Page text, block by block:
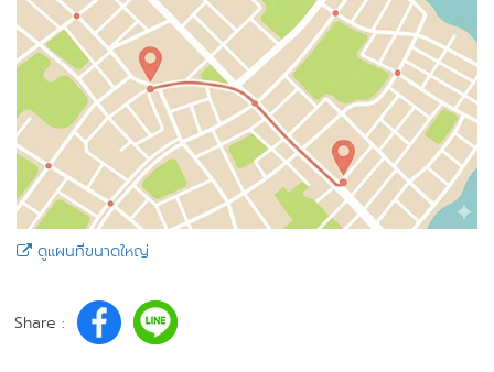
ดูแผนที่ขนาดใหญ่
Share :